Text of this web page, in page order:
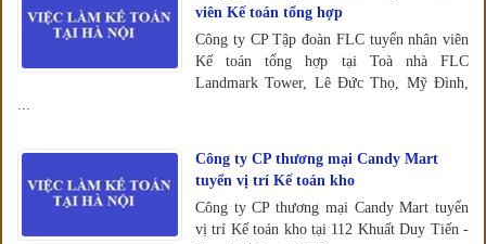
viên Kế toán tổng hợp
Công ty CP Tập đoàn FLC tuyển nhân viên
Kế toán tổng hợp tại Toà nhà FLC
Landmark Tower, Lê Đức Thọ, Mỹ Đình,
Công ty CP thương mại Candy Mart
tuyển vị trí Kế toán kho
Công ty CP thương mại Candy Mart tuyển
vị trí Kế toán kho tại 112 Khuất Duy Tiến -